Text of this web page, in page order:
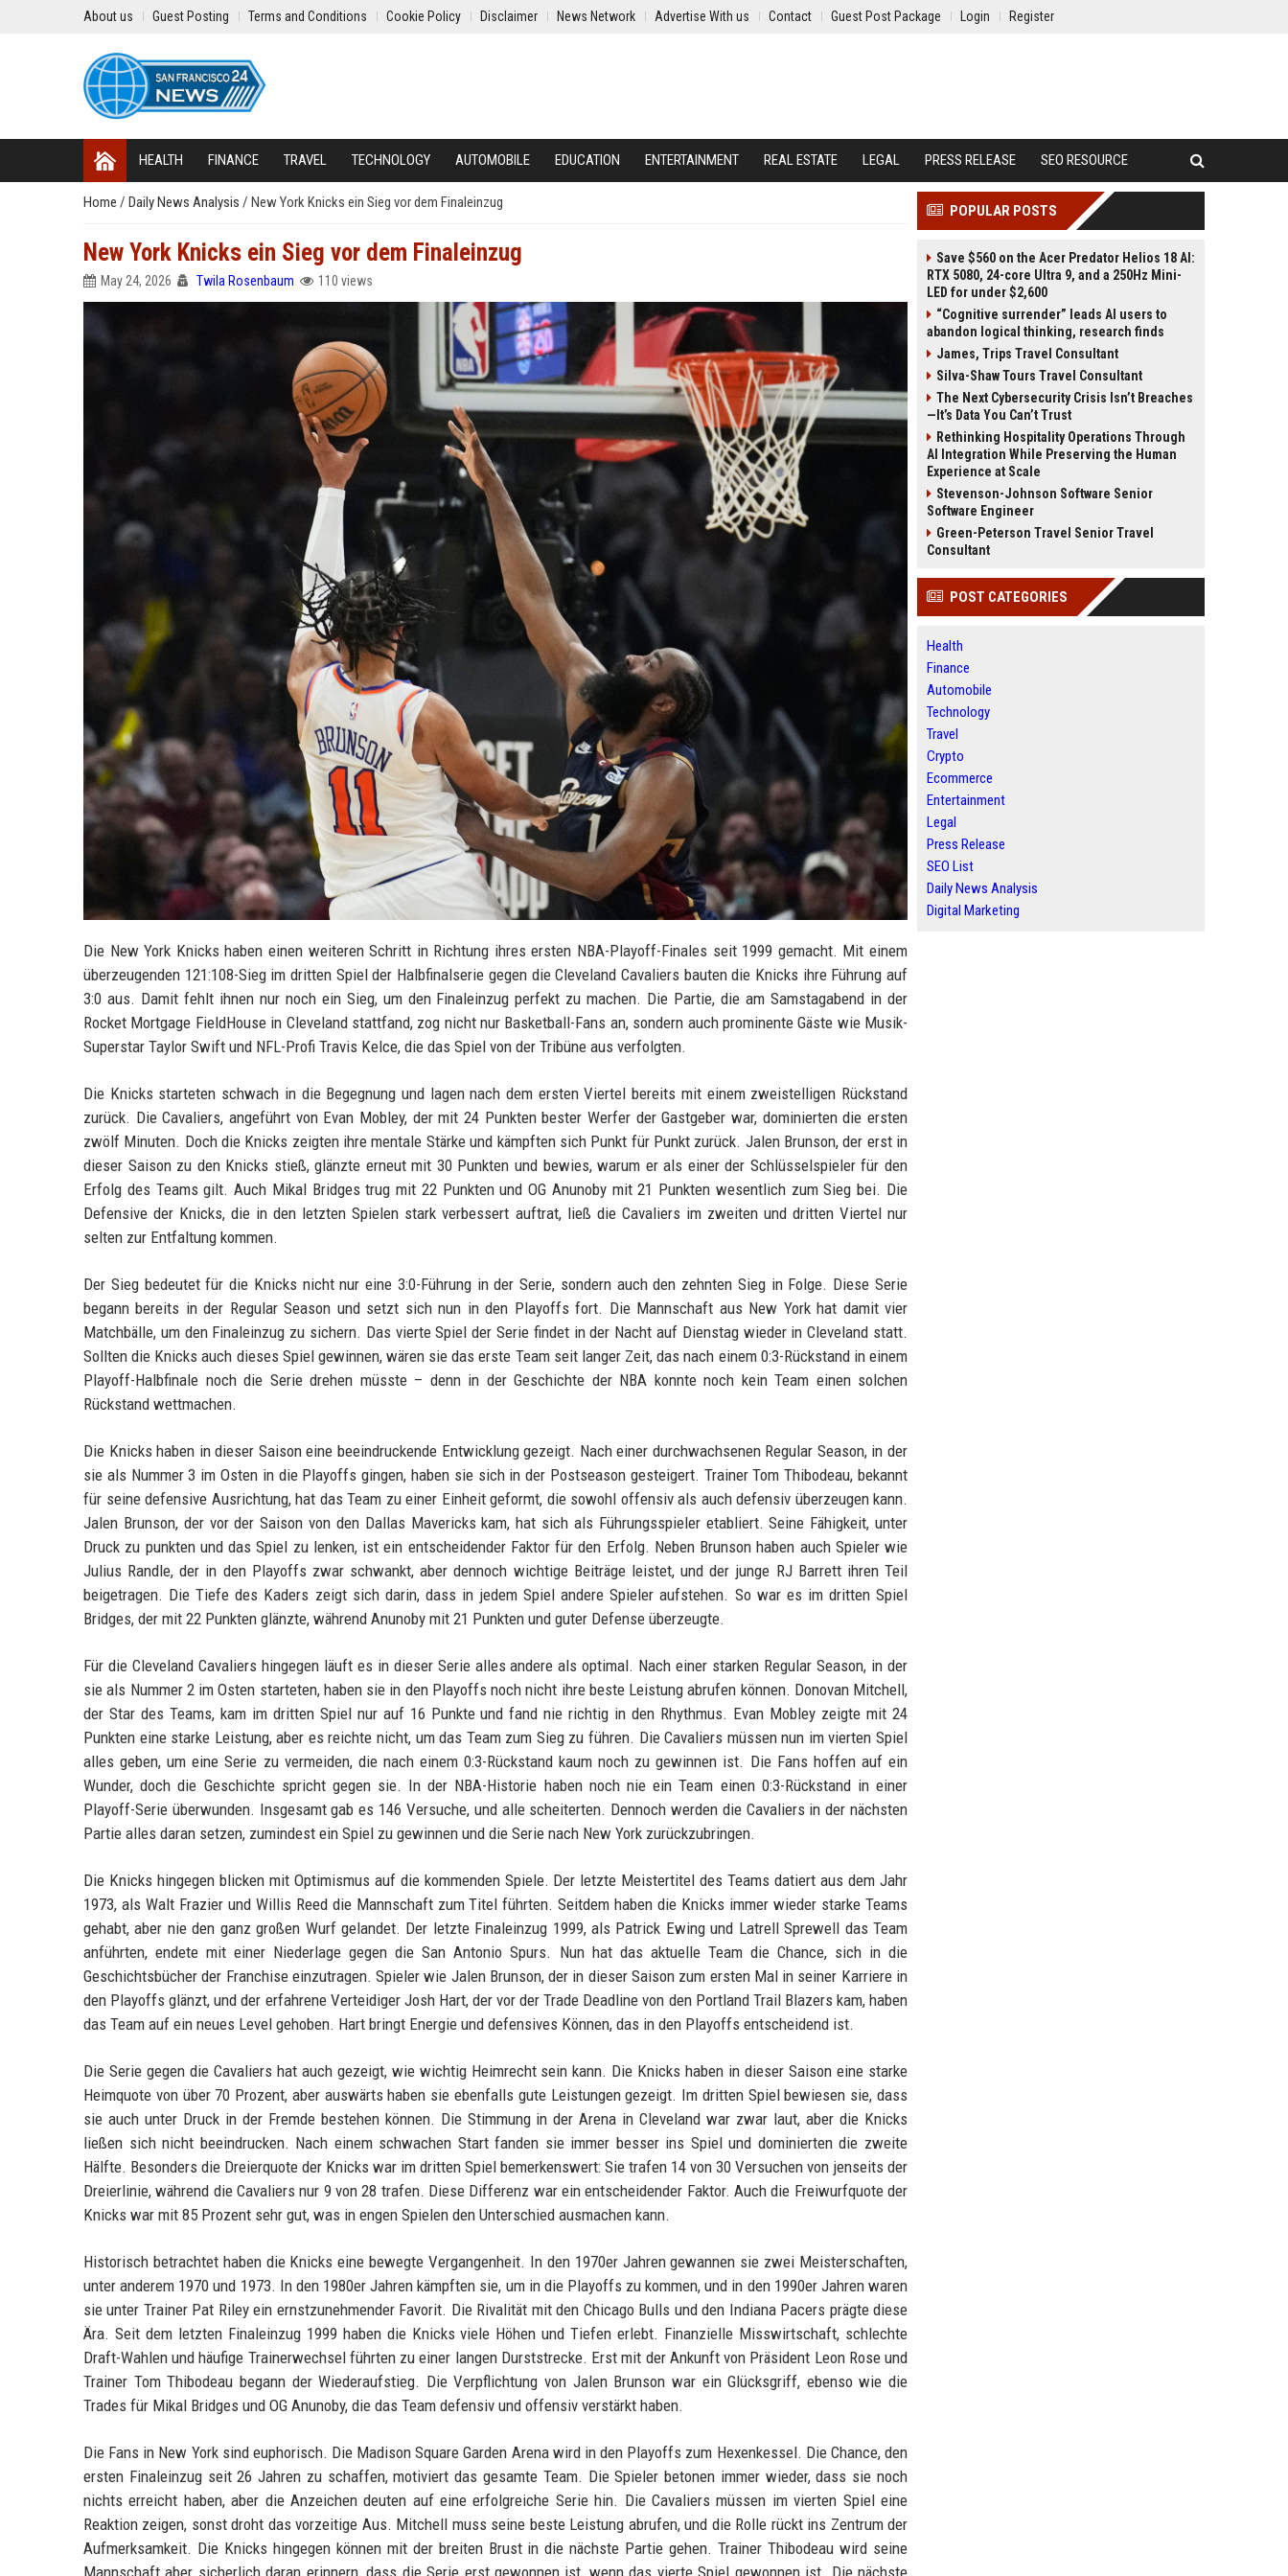
About us Guest Posting Terms and Conditions Cookie Policy Disclaimer News Network Advertise With us Contact Guest Post Package Login Register
HEALTH FINANCE TRAVEL TECHNOLOGY AUTOMOBILE EDUCATION ENTERTAINMENT REAL ESTATE LEGAL PRESS RELEASE SEO RESOURCE
Home / Daily News Analysis / New York Knicks ein Sieg vor dem Finaleinzug
New York Knicks ein Sieg vor dem Finaleinzug
May 24, 2026 Twila Rosenbaum 110 views
Die New York Knicks haben einen weiteren Schritt in Richtung ihres ersten NBA-Playoff-Finales seit 1999 gemacht. Mit einem
überzeugenden 121:108-Sieg im dritten Spiel der Halbfinalserie gegen die Cleveland Cavaliers bauten die Knicks ihre Führung auf
3:0 aus. Damit fehlt ihnen nur noch ein Sieg, um den Finaleinzug perfekt zu machen. Die Partie, die am Samstagabend in der
Rocket Mortgage FieldHouse in Cleveland stattfand, zog nicht nur Basketball-Fans an, sondern auch prominente Gäste wie Musik-
Superstar Taylor Swift und NFL-Profi Travis Kelce, die das Spiel von der Tribüne aus verfolgten.
Die Knicks starteten schwach in die Begegnung und lagen nach dem ersten Viertel bereits mit einem zweistelligen Rückstand
zurück. Die Cavaliers, angeführt von Evan Mobley, der mit 24 Punkten bester Werfer der Gastgeber war, dominierten die ersten
zwölf Minuten. Doch die Knicks zeigten ihre mentale Stärke und kämpften sich Punkt für Punkt zurück. Jalen Brunson, der erst in
dieser Saison zu den Knicks stieß, glänzte erneut mit 30 Punkten und bewies, warum er als einer der Schlüsselspieler für den
Erfolg des Teams gilt. Auch Mikal Bridges trug mit 22 Punkten und OG Anunoby mit 21 Punkten wesentlich zum Sieg bei. Die
Defensive der Knicks, die in den letzten Spielen stark verbessert auftrat, ließ die Cavaliers im zweiten und dritten Viertel nur
selten zur Entfaltung kommen.
Der Sieg bedeutet für die Knicks nicht nur eine 3:0-Führung in der Serie, sondern auch den zehnten Sieg in Folge. Diese Serie
begann bereits in der Regular Season und setzt sich nun in den Playoffs fort. Die Mannschaft aus New York hat damit vier
Matchbälle, um den Finaleinzug zu sichern. Das vierte Spiel der Serie findet in der Nacht auf Dienstag wieder in Cleveland statt.
Sollten die Knicks auch dieses Spiel gewinnen, wären sie das erste Team seit langer Zeit, das nach einem 0:3-Rückstand in einem
Playoff-Halbfinale noch die Serie drehen müsste – denn in der Geschichte der NBA konnte noch kein Team einen solchen
Rückstand wettmachen.
Die Knicks haben in dieser Saison eine beeindruckende Entwicklung gezeigt. Nach einer durchwachsenen Regular Season, in der
sie als Nummer 3 im Osten in die Playoffs gingen, haben sie sich in der Postseason gesteigert. Trainer Tom Thibodeau, bekannt
für seine defensive Ausrichtung, hat das Team zu einer Einheit geformt, die sowohl offensiv als auch defensiv überzeugen kann.
Jalen Brunson, der vor der Saison von den Dallas Mavericks kam, hat sich als Führungsspieler etabliert. Seine Fähigkeit, unter
Druck zu punkten und das Spiel zu lenken, ist ein entscheidender Faktor für den Erfolg. Neben Brunson haben auch Spieler wie
Julius Randle, der in den Playoffs zwar schwankt, aber dennoch wichtige Beiträge leistet, und der junge RJ Barrett ihren Teil
beigetragen. Die Tiefe des Kaders zeigt sich darin, dass in jedem Spiel andere Spieler aufstehen. So war es im dritten Spiel
Bridges, der mit 22 Punkten glänzte, während Anunoby mit 21 Punkten und guter Defense überzeugte.
Für die Cleveland Cavaliers hingegen läuft es in dieser Serie alles andere als optimal. Nach einer starken Regular Season, in der
sie als Nummer 2 im Osten starteten, haben sie in den Playoffs noch nicht ihre beste Leistung abrufen können. Donovan Mitchell,
der Star des Teams, kam im dritten Spiel nur auf 16 Punkte und fand nie richtig in den Rhythmus. Evan Mobley zeigte mit 24
Punkten eine starke Leistung, aber es reichte nicht, um das Team zum Sieg zu führen. Die Cavaliers müssen nun im vierten Spiel
alles geben, um eine Serie zu vermeiden, die nach einem 0:3-Rückstand kaum noch zu gewinnen ist. Die Fans hoffen auf ein
Wunder, doch die Geschichte spricht gegen sie. In der NBA-Historie haben noch nie ein Team einen 0:3-Rückstand in einer
Playoff-Serie überwunden. Insgesamt gab es 146 Versuche, und alle scheiterten. Dennoch werden die Cavaliers in der nächsten
Partie alles daran setzen, zumindest ein Spiel zu gewinnen und die Serie nach New York zurückzubringen.
Die Knicks hingegen blicken mit Optimismus auf die kommenden Spiele. Der letzte Meistertitel des Teams datiert aus dem Jahr
1973, als Walt Frazier und Willis Reed die Mannschaft zum Titel führten. Seitdem haben die Knicks immer wieder starke Teams
gehabt, aber nie den ganz großen Wurf gelandet. Der letzte Finaleinzug 1999, als Patrick Ewing und Latrell Sprewell das Team
anführten, endete mit einer Niederlage gegen die San Antonio Spurs. Nun hat das aktuelle Team die Chance, sich in die
Geschichtsbücher der Franchise einzutragen. Spieler wie Jalen Brunson, der in dieser Saison zum ersten Mal in seiner Karriere in
den Playoffs glänzt, und der erfahrene Verteidiger Josh Hart, der vor der Trade Deadline von den Portland Trail Blazers kam, haben
das Team auf ein neues Level gehoben. Hart bringt Energie und defensives Können, das in den Playoffs entscheidend ist.
Die Serie gegen die Cavaliers hat auch gezeigt, wie wichtig Heimrecht sein kann. Die Knicks haben in dieser Saison eine starke
Heimquote von über 70 Prozent, aber auswärts haben sie ebenfalls gute Leistungen gezeigt. Im dritten Spiel bewiesen sie, dass
sie auch unter Druck in der Fremde bestehen können. Die Stimmung in der Arena in Cleveland war zwar laut, aber die Knicks
ließen sich nicht beeindrucken. Nach einem schwachen Start fanden sie immer besser ins Spiel und dominierten die zweite
Hälfte. Besonders die Dreierquote der Knicks war im dritten Spiel bemerkenswert: Sie trafen 14 von 30 Versuchen von jenseits der
Dreierlinie, während die Cavaliers nur 9 von 28 trafen. Diese Differenz war ein entscheidender Faktor. Auch die Freiwurfquote der
Knicks war mit 85 Prozent sehr gut, was in engen Spielen den Unterschied ausmachen kann.
Historisch betrachtet haben die Knicks eine bewegte Vergangenheit. In den 1970er Jahren gewannen sie zwei Meisterschaften,
unter anderem 1970 und 1973. In den 1980er Jahren kämpften sie, um in die Playoffs zu kommen, und in den 1990er Jahren waren
sie unter Trainer Pat Riley ein ernstzunehmender Favorit. Die Rivalität mit den Chicago Bulls und den Indiana Pacers prägte diese
Ära. Seit dem letzten Finaleinzug 1999 haben die Knicks viele Höhen und Tiefen erlebt. Finanzielle Misswirtschaft, schlechte
Draft-Wahlen und häufige Trainerwechsel führten zu einer langen Durststrecke. Erst mit der Ankunft von Präsident Leon Rose und
Trainer Tom Thibodeau begann der Wiederaufstieg. Die Verpflichtung von Jalen Brunson war ein Glücksgriff, ebenso wie die
Trades für Mikal Bridges und OG Anunoby, die das Team defensiv und offensiv verstärkt haben.
Die Fans in New York sind euphorisch. Die Madison Square Garden Arena wird in den Playoffs zum Hexenkessel. Die Chance, den
ersten Finaleinzug seit 26 Jahren zu schaffen, motiviert das gesamte Team. Die Spieler betonen immer wieder, dass sie noch
nichts erreicht haben, aber die Anzeichen deuten auf eine erfolgreiche Serie hin. Die Cavaliers müssen im vierten Spiel eine
Reaktion zeigen, sonst droht das vorzeitige Aus. Mitchell muss seine beste Leistung abrufen, und die Rolle rückt ins Zentrum der
Aufmerksamkeit. Die Knicks hingegen können mit der breiten Brust in die nächste Partie gehen. Trainer Thibodeau wird seine
Mannschaft aber sicherlich daran erinnern, dass die Serie erst gewonnen ist, wenn das vierte Spiel gewonnen ist. Die nächste
POPULAR POSTS
Save $560 on the Acer Predator Helios 18 AI:
RTX 5080, 24-core Ultra 9, and a 250Hz Mini-
LED for under $2,600
“Cognitive surrender” leads AI users to
abandon logical thinking, research finds
James, Trips Travel Consultant
Silva-Shaw Tours Travel Consultant
The Next Cybersecurity Crisis Isn’t Breaches
—It’s Data You Can’t Trust
Rethinking Hospitality Operations Through
AI Integration While Preserving the Human
Experience at Scale
Stevenson-Johnson Software Senior
Software Engineer
Green-Peterson Travel Senior Travel
Consultant
POST CATEGORIES
Health
Finance
Automobile
Technology
Travel
Crypto
Ecommerce
Entertainment
Legal
Press Release
SEO List
Daily News Analysis
Digital Marketing